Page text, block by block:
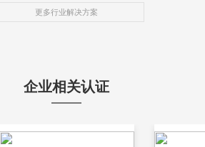
更多行业解决方案
企业相关认证